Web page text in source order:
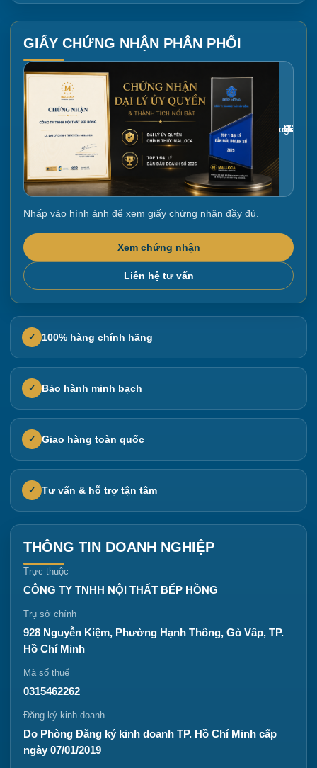
GIẤY CHỨNG NHẬN PHÂN PHỐI
Gắn link ảnh giấy chứng nhận tại đây
Nhấp vào hình ảnh để xem giấy chứng nhận đầy đủ.
Xem chứng nhận
Liên hệ tư vấn
✓ 100% hàng chính hãng
✓ Bảo hành minh bạch
✓ Giao hàng toàn quốc
✓ Tư vấn & hỗ trợ tận tâm
THÔNG TIN DOANH NGHIỆP
Trực thuộc
CÔNG TY TNHH NỘI THẤT BẾP HỒNG
Trụ sở chính
928 Nguyễn Kiệm, Phường Hạnh Thông, Gò Vấp, TP.
Hồ Chí Minh
Mã số thuế
0315462262
Đăng ký kinh doanh
Do Phòng Đăng ký kinh doanh TP. Hồ Chí Minh cấp
ngày 07/01/2019